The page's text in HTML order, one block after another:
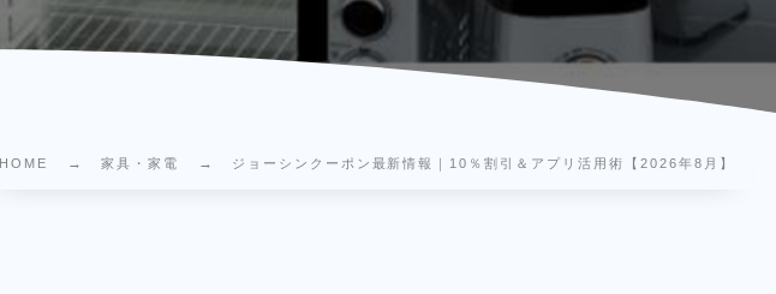
HOME 家具・家電 ジョーシンクーポン最新情報｜10％割引＆アプリ活用術【2026年8月】